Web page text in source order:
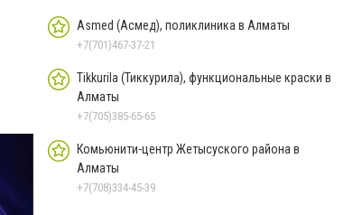
Asmed (Асмед), поликлиника в Алматы
+7(701)467-37-21
Tikkurila (Тиккурила), функциональные краски в
Алматы
+7(705)385-65-65
Комьюнити-центр Жетысуского района в
Алматы
+7(708)334-45-39